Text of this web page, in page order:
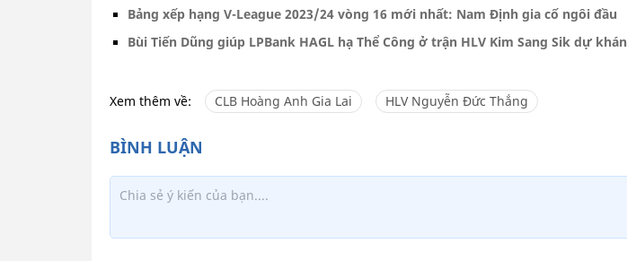
Bảng xếp hạng V-League 2023/24 vòng 16 mới nhất: Nam Định gia cố ngôi đầu
Bùi Tiến Dũng giúp LPBank HAGL hạ Thể Công ở trận HLV Kim Sang Sik dự khán
Xem thêm về: CLB Hoàng Anh Gia Lai HLV Nguyễn Đức Thắng